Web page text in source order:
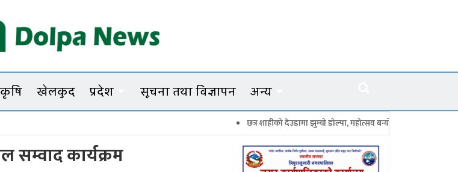
कृषि खेलकुद प्रदेश सूचना तथा विज्ञापन अन्य
छत्र शाहीको देउडामा झुम्यो डोल्पा, महोत्सव बन्यो कर्णालीको सांगीतिक उत्सव
सम्वाद कार्यक्रम